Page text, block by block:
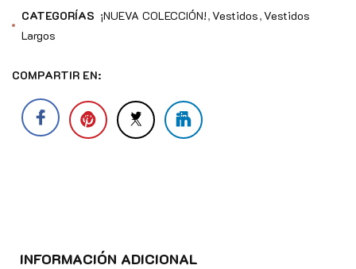
CATEGORÍAS ¡NUEVA COLECCIÓN! Vestidos Vestidos
Largos
COMPARTIR EN:
INFORMACIÓN ADICIONAL